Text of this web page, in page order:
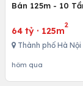
Bán 125m - 10
64 tỷ · 125m
2
Thành phố Hà Nội
hôm qua